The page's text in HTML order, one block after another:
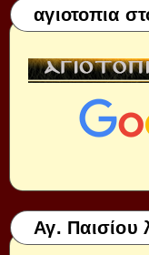
αγιοτοπια
Αγ. Παισίου